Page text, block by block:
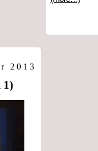
2013
1)